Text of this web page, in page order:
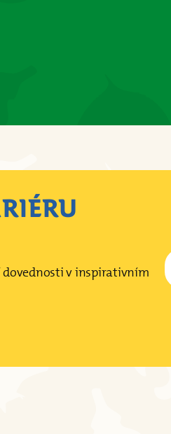
dovednosti v inspirativním